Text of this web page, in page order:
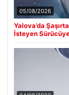
05/08/2026
Yalova’da
İsteyen